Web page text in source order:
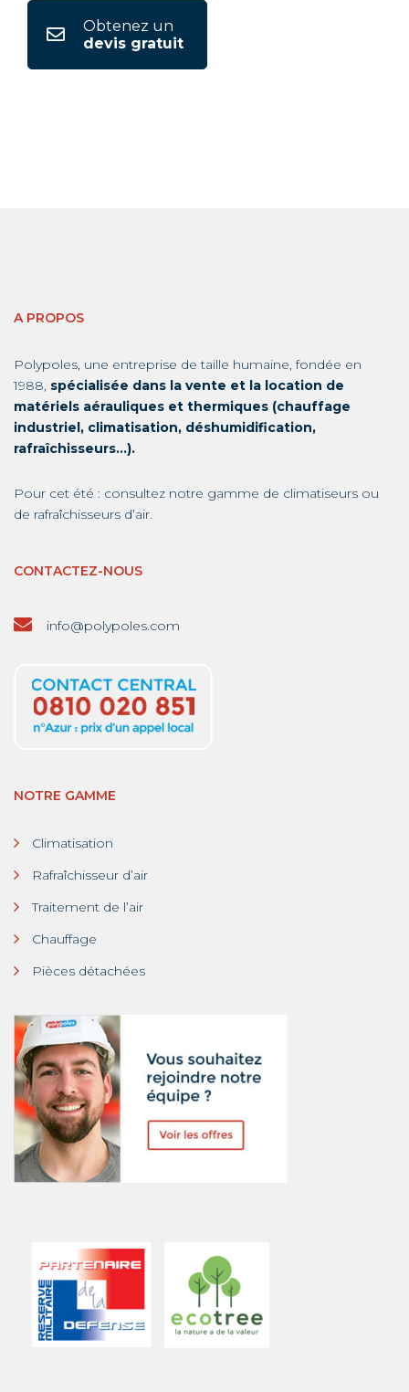
Obtenez un
devis gratuit
A PROPOS
Polypoles, une entreprise de taille humaine, fondée en
1988, spécialisée dans la vente et la location de
matériels aérauliques et thermiques (chauffage
industriel, climatisation, déshumidification,
rafraîchisseurs…).
Pour cet été : consultez notre gamme de climatiseurs ou
de rafraîchisseurs d’air.
CONTACTEZ-NOUS
info@polypoles.com
NOTRE GAMME
Climatisation
Rafraîchisseur d’air
Traitement de l’air
Chauffage
Pièces détachées